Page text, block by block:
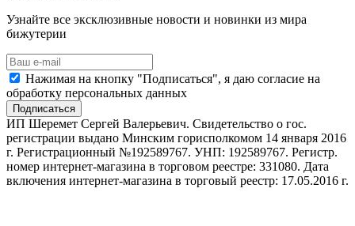
Узнайте все эксклюзивные новости и новинки из мира
бижутерии
Нажимая на кнопку "Подписаться", я даю согласие на
обработку персональных данных
Подписаться
ИП Шеремет Сергей Валерьевич. Свидетельство о гос.
регистрации выдано Минским горисполкомом 14 января 2016
г. Регистрационный №192589767. УНП: 192589767. Регистр.
номер интернет-магазина в торговом реестре: 331080. Дата
включения интернет-магазина в торговый реестр: 17.05.2016 г.